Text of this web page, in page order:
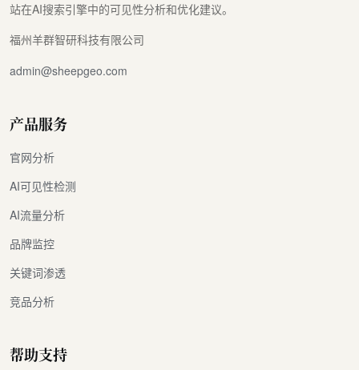
站在AI搜索引擎中的可见性分析和优化建议。
福州羊群智研科技有限公司
admin@sheepgeo.com
产品服务
官网分析
AI可见性检测
AI流量分析
品牌监控
关键词渗透
竞品分析
帮助支持